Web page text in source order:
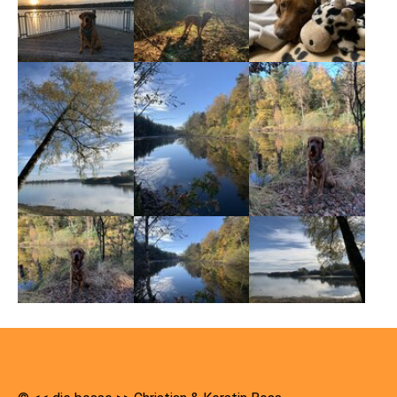
Show larger versionShow larger versionShow larger version
Show larger versionShow larger versionShow larger version